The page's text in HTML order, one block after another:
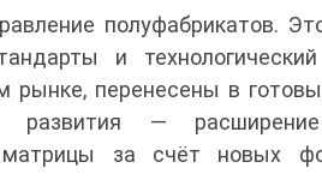
полуфабрикатов.
и технологический
рынке, перенесены в
развития —
матрицы за счёт новых